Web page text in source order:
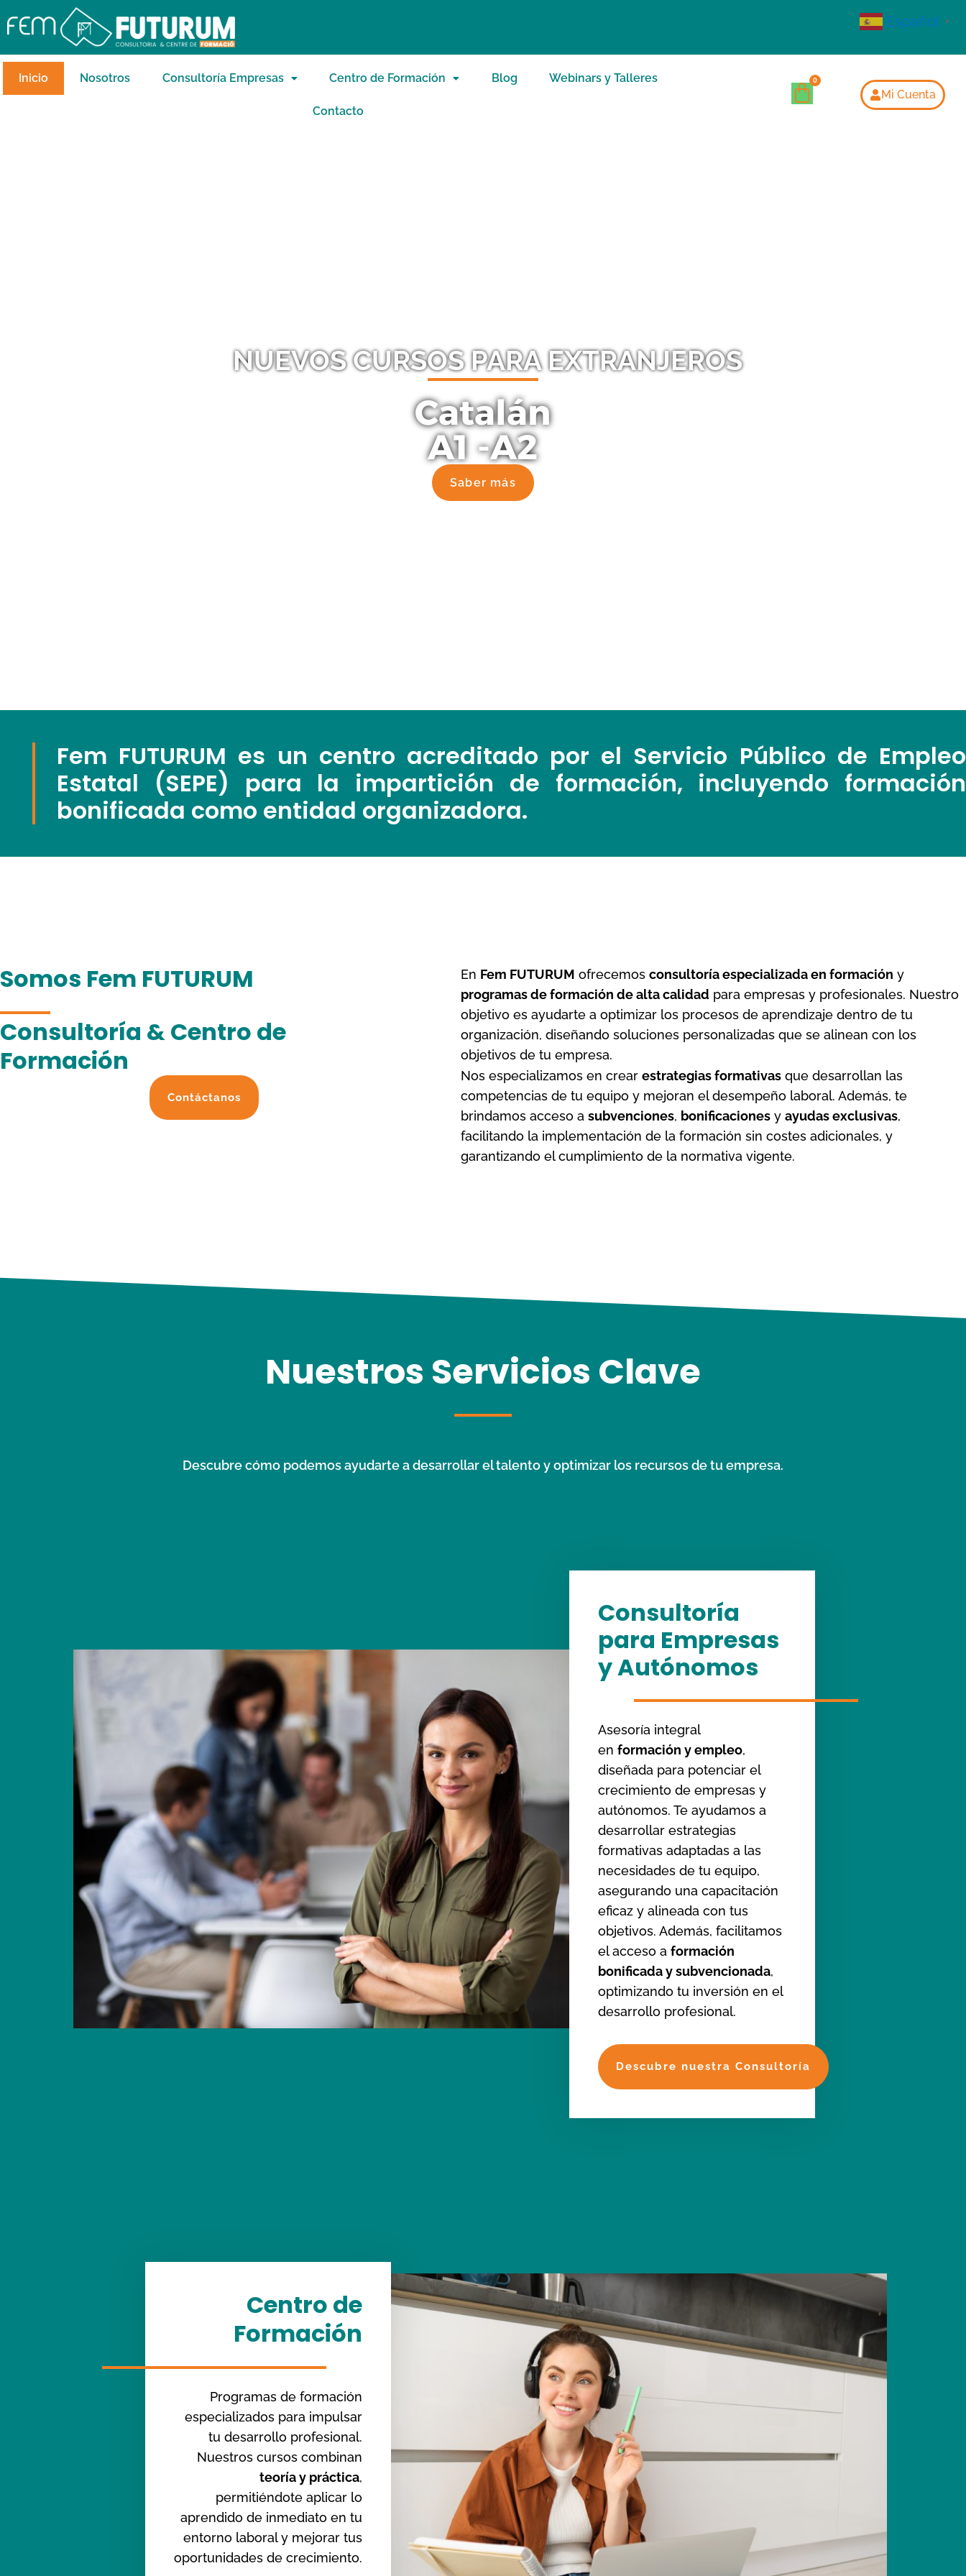
Inicio Nosotros Consultoría Empresas Centro de Formación Blog Webinars y Talleres
Contacto
Mi Cuenta
NUEVOS CURSOS PARA EXTRANJEROS
Catalán
A1 -A2
Saber más
Fem FUTURUM es un centro acreditado por el Servicio Público de Empleo
Estatal (SEPE) para la impartición de formación, incluyendo formación
bonificada como entidad organizadora.
Somos Fem FUTURUM
Consultoría & Centro de
Formación
Contáctanos
En Fem FUTURUM ofrecemosconsultoría especializada en formación y
programas de formación de alta calidad para empresas y profesionales. Nuestro
objetivo es ayudarte a optimizar los procesos de aprendizaje dentro de tu
organización, diseñando soluciones personalizadas que se alinean con los
objetivos de tu empresa.
Nos especializamos en crearestrategias formativas que desarrollan las
competencias de tu equipo y mejoran el desempeño laboral. Además, te
brindamos acceso asubvenciones, bonificaciones yayudas exclusivas,
facilitando la implementación de la formación sin costes adicionales, y
garantizando el cumplimiento de la normativa vigente.
Nuestros Servicios Clave
Descubre cómo podemos ayudarte a desarrollar el talento y optimizar los recursos de tu empresa.
Consultoría
para Empresas
y Autónomos
Asesoría integral
enformación y empleo,
diseñada para potenciar el
crecimiento de empresas y
autónomos. Te ayudamos a
desarrollar estrategias
formativas adaptadas a las
necesidades de tu equipo,
asegurando una capacitación
eficaz y alineada con tus
objetivos. Además, facilitamos
el acceso aformación
bonificada y subvencionada,
optimizando tu inversión en el
desarrollo profesional.
Descubre nuestra Consultoría
Centro de
Formación
Programas de formación
especializados para impulsar
tu desarrollo profesional.
Nuestros cursos combinan
teoría y práctica,
permitiéndote aplicar lo
aprendido de inmediato en tu
entorno laboral y mejorar tus
oportunidades de crecimiento.
Español ▼